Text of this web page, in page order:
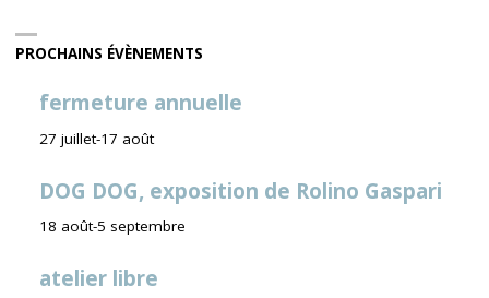
PROCHAINS ÉVÈNEMENTS
fermeture annuelle
27 juillet-17 août
DOG DOG, exposition de Rolino Gaspari
18 août-5 septembre
atelier libre